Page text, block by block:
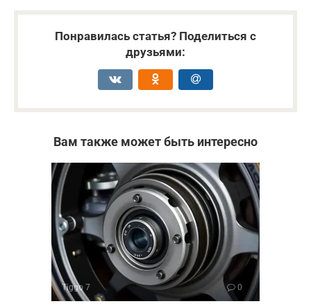
Понравилась статья? Поделиться с
друзьями:
Вам также может быть интересно
Tiggo 7 0